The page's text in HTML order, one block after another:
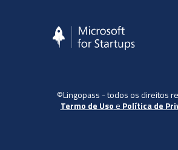
©Lingopass - todos os direitos
Termo de Uso e Política de